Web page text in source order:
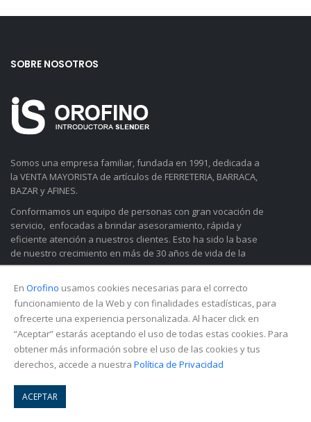
SOBRE NOSOTROS
Somos una empresa familiar, fundada en 1991, dedicada a
la VENTA MAYORISTA de artículos de FERRETERIA, BARRACA,
BAZAR y AFINES.
Conformamos un equipo de personas con gran vocación de
servicio, enfocadas a brindar asesoramiento, rápida y
eficiente atención a nuestros clientes. Esto ha sido la base
de nuestro crecimiento en más de 30 años de vida de la
empresa.
Conocer Más
MI CUENTA
Estado de Cuenta
Direcciones
CONTÁCTENOS
En Orofino usamos cookies necesarias para el correcto
funcionamiento de la Web y con finalidades estadísticas, para
ofrecerte una experiencia personalizada. Al hacer click en
“Aceptar” estarás aceptando el uso de todas estas cookies. Para
obtener más información sobre el uso de las cookies y tus
derechos, accede a nuestra Política de Privacidad
ACEPTAR